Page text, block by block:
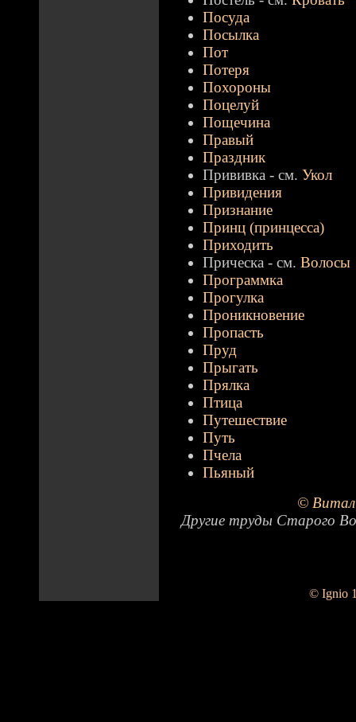
Посуда
Посылка
Пот
Потеря
Похороны
Поцелуй
Пощечина
Правый
Праздник
Прививка - см. Укол
Привидения
Признание
Принц (принцесса)
Приходить
Прическа - см. Волосы
Программка
Прогулка
Проникновение
Пропасть
Пруд
Прыгать
Прялка
Птица
Путешествие
Путь
Пчела
Пьяный
©
Другие труды Старого
© Ignio